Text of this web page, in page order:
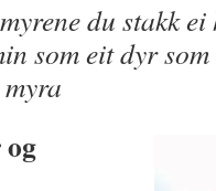
du stakk
som eit dyr